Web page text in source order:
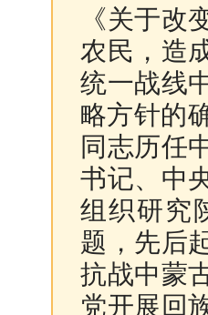
《关于改
农民，造
统一战线
略方针的
同志历任
书记、中
组织研究
题，先后
抗战中蒙
党开展回